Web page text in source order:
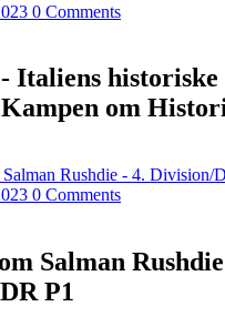
0 Comments
Italiens historiske
om
0 Comments
Salman
P1